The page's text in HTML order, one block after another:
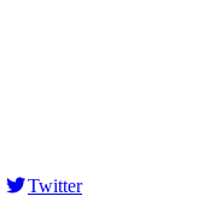
Twitter